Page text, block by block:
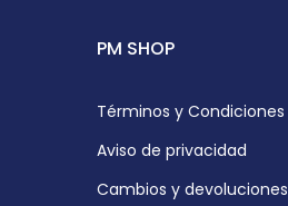
PM SHOP
Términos y Condiciones
Aviso de privacidad
Cambios y devoluciones